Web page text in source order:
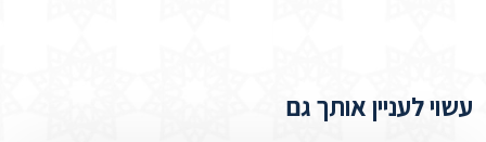
עשוי לעניין אותך גם